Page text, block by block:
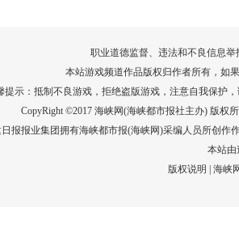
职业道德监督、违法和不良信息举
本站游戏频道作品版权归作者所有，如
提示：抵制不良游戏，拒绝盗版游戏，注意自我保护
CopyRight ©2017 海峡网(海峡都市报社主办) 版权
报报业集团拥有海峡都市报(海峡网)采编人员所创作
本站由
版权说明
|海峡